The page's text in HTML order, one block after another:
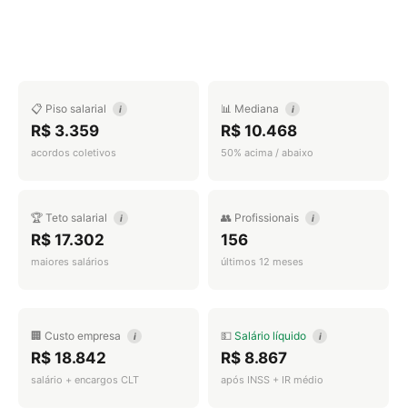
📋 Piso salarial i
R$ 3.359
acordos coletivos
📊 Mediana i
R$ 10.468
50% acima / abaixo
🏆 Teto salarial i
R$ 17.302
maiores salários
👥 Profissionais i
156
últimos 12 meses
🏢 Custo empresa i
R$ 18.842
salário + encargos CLT
💵 Salário líquido i
R$ 8.867
após INSS + IR médio